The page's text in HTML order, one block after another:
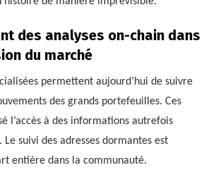
des analyses on-chain dans
du marché
permettent aujourd’hui de suivre
des grands portefeuilles. Ces
l’accès à des informations autrefois
suivi des adresses dormantes est
entière dans la communauté.